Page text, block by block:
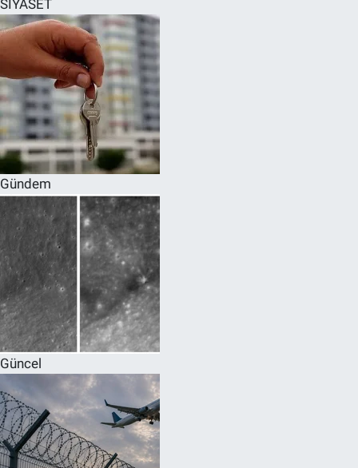
SİYASET
Gündem
Güncel
SPOR
RESMİ İLANLAR